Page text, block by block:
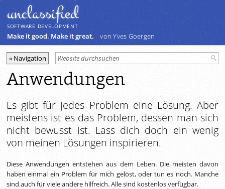
unclassiﬁed
SOFTWARE DEVELOPMENT
Make it good. Make it great. von Yves Goergen
Anwendungen
Es gibt für jedes Problem eine Lösung. Aber
meistens ist es das Problem, dessen man sich
nicht bewusst ist. Lass dich doch ein wenig
von meinen Lösungen inspirieren.
Diese Anwendungen entstehen aus dem Leben. Die meisten davon
haben einmal ein Problem für mich gelöst, oder tun es noch. Manche
sind auch für viele andere hilfreich. Alle sind kostenlos verfügbar.